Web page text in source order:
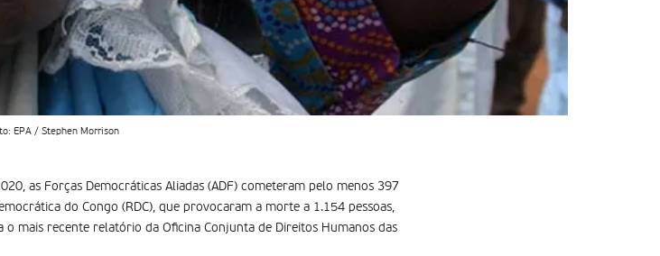
EPA / Stephen Morrison
as Forças Democráticas Aliadas (ADF) cometeram pelo menos 397
do Congo (RDC), que provocaram a morte a 1.154 pessoas,
mais recente relatório da Oficina Conjunta de Direitos Humanos das